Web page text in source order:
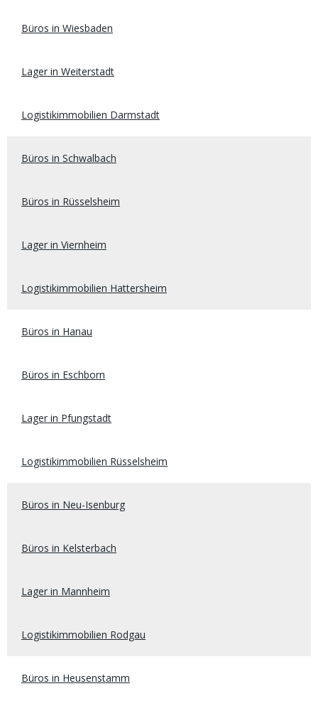
Büros in Wiesbaden
Lager in Weiterstadt
Logistikimmobilien Darmstadt
Büros in Schwalbach
Büros in Rüsselsheim
Lager in Viernheim
Logistikimmobilien Hattersheim
Büros in Hanau
Büros in Eschborn
Lager in Pfungstadt
Logistikimmobilien Rüsselsheim
Büros in Neu-Isenburg
Büros in Kelsterbach
Lager in Mannheim
Logistikimmobilien Rodgau
Büros in Heusenstamm